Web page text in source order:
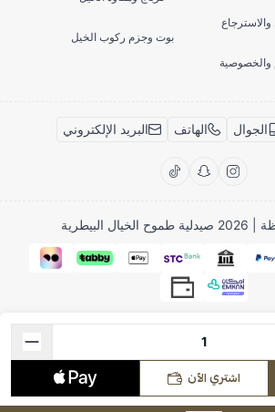
اشتري الآن
والخصوصية
بوت وجزم ركوب الخيل
الجوال الهاتف البريد الإلكتروني
صيدلية طموح الخيال البيطرية